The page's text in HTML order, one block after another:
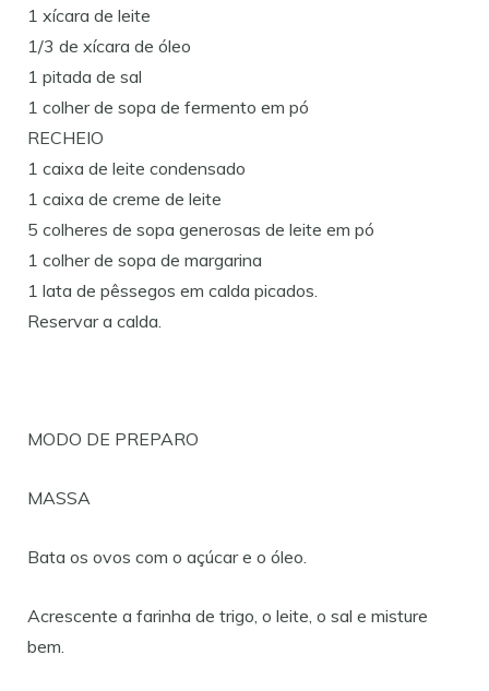
1 xícara de leite
1/3 de xícara de óleo
1 pitada de sal
1 colher de sopa de fermento em pó
RECHEIO
1 caixa de leite condensado
1 caixa de creme de leite
5 colheres de sopa generosas de leite em pó
1 colher de sopa de margarina
1 lata de pêssegos em calda picados.
Reservar a calda.
MODO DE PREPARO
MASSA
Bata os ovos com o açúcar e o óleo.
Acrescente a farinha de trigo, o leite, o sal e misture
bem.